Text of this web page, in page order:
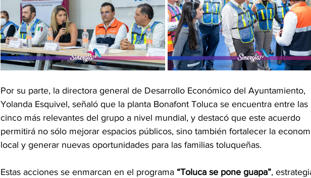
Por su parte, la directora general de Desarrollo Económico del Ayuntamiento,
Yolanda Esquivel, señaló que la planta Bonafont Toluca se encuentra entre las
cinco más relevantes del grupo a nivel mundial, y destacó que este acuerdo
permitirá no sólo mejorar espacios públicos, sino también fortalecer la
local y generar nuevas oportunidades para las familias toluqueñas.
Estas acciones se enmarcan en el programa “Toluca se pone guapa”,